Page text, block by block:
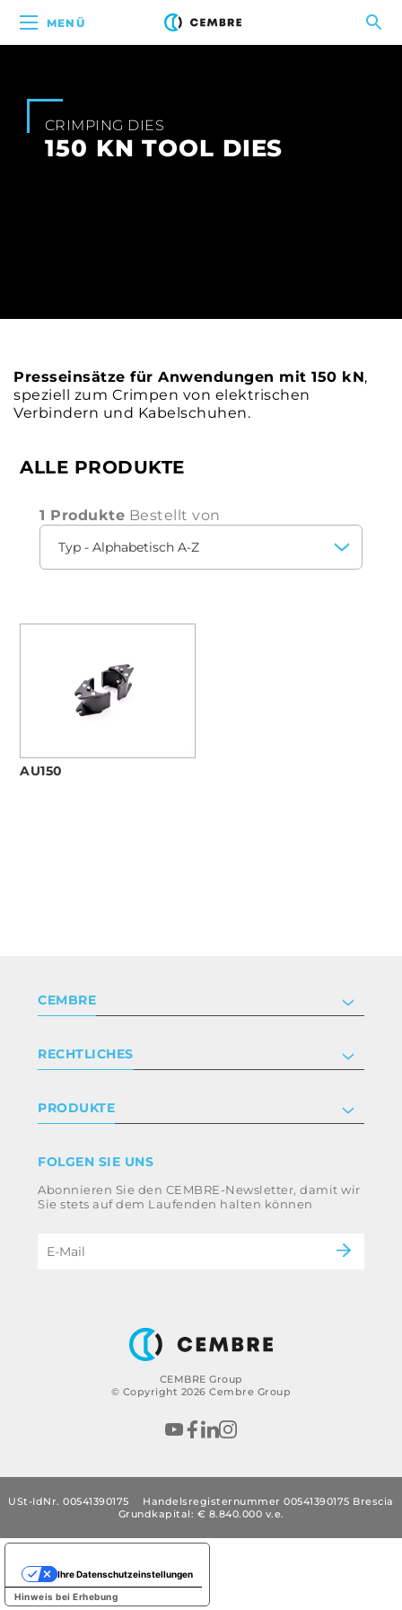
MENÜ
CRIMPING DIES
150 KN TOOL DIES
Presseinsätze für Anwendungen mit 150 kN,
speziell zum Crimpen von elektrischen
Verbindern und Kabelschuhen.
ALLE PRODUKTE
1 Produkte Bestellt von
AU150
CEMBRE Group
© Copyright 2026 Cembre Group
CEMBRE
Zertifizierung
Arbeite mit uns
RECHTLICHES
Geschäftsbedingungen
Whistleblowing
Ethikkodex und Antikorruptionsrichtlinie der
Gruppe
PRODUKTE
Energie
B2B Disclaimer
FOLGEN SIE UNS
Abonnieren Sie den CEMBRE-Newsletter, damit wir
Sie stets auf dem Laufenden halten können
USt-IdNr. 00541390175
Handelsregisternummer 00541390175 Brescia
Grundkapital: € 8.840.000 v.e.
Hinweis bei Erhebung
Ihre Datenschutzeinstellungen